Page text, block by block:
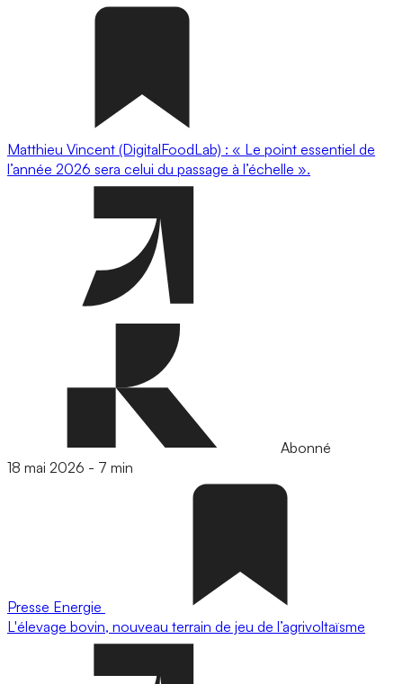
Matthieu Vincent (DigitalFoodLab) : « Le point essentiel de
l’année 2026 sera celui du passage à l’échelle ».
Abonné
18 mai 2026 - 7 min
Presse Energie
L'élevage bovin, nouveau terrain de jeu de l’agrivoltaïsme